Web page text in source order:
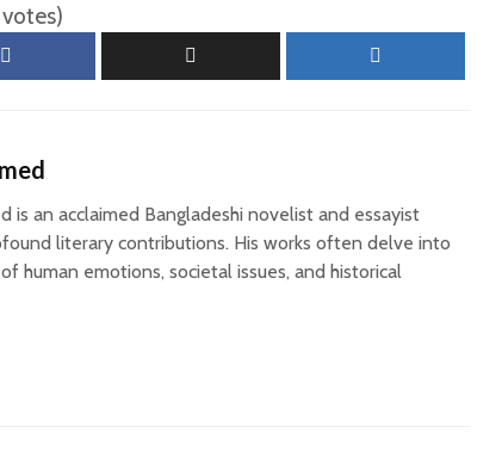
is an acclaimed Bangladeshi novelist and essayist
literary contributions. His works often delve into
human emotions, societal issues, and historical